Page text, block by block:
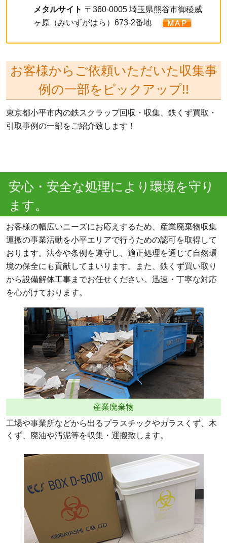
メタルサイト 〒360-0005 埼玉県熊谷市御稜威
ヶ原（みいずがはら）673-2番地
お客様からご依頼いただいた収集事
例の一部をピックアップ!!
東京都小平市内の鉄スクラップ回収・収集、鉄くず買取・
引取事例の一部をご紹介致します！
安心・安全な処理により環境を守り
ます。
お客様の幅広いニーズにお応えするため、産業廃棄物収集
運搬の事業活動を小平エリアで行うための認可を取得して
おります。法令や条例を遵守し、適正処理を通じて自然環
境の保全にも貢献してまいります。また、鉄くず買い取り
から設備解体工事までお任せください。迅速・丁寧な対応
を心がけております。
産業廃棄物
工場や事業所などから出るプラスチックやガラスくず、木
くず、廃油や汚泥等を収集・運搬致します。